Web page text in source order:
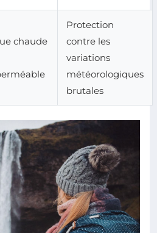
chaude
Protection
contre les
variations
météorologiques
brutales